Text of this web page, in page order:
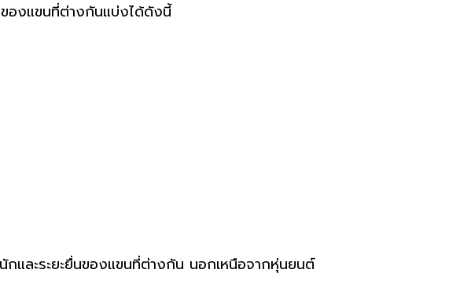
องแขนที่ต่างกันแบ่งได้ดังนี้
และระยะยื่นของแขนที่ต่างกัน นอกเหนือจากหุ่นยนต์